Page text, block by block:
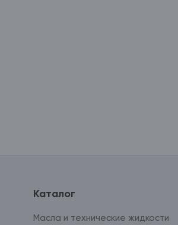
Каталог
Масла и технические жидкости